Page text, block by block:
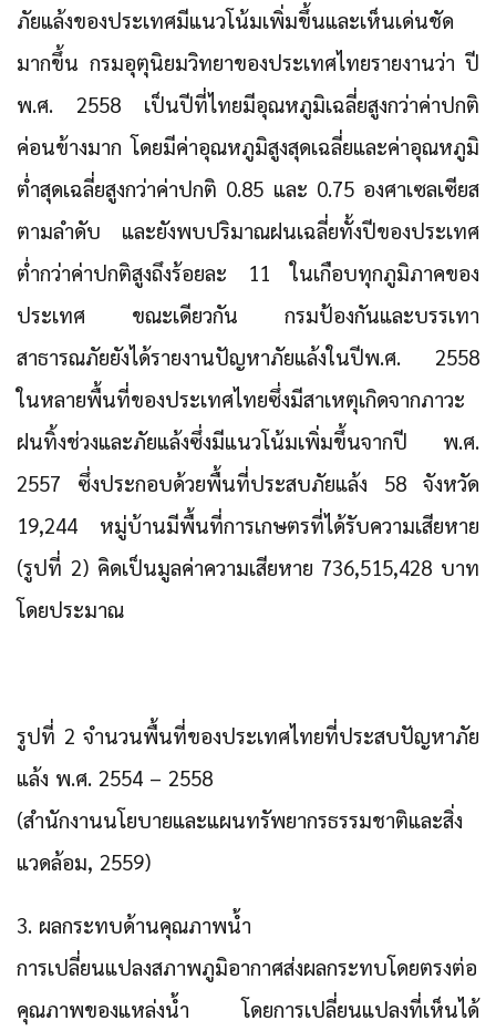
ภัยแล้งของประเทศมีแนวโน้มเพิ่มขึ้นและเห็นเด่นชัด
มากขึ้น กรมอุตุนิยมวิทยาของประเทศไทยรายงานว่า ปี
พ.ศ. 2558 เป็นปีที่ไทยมีอุณหภูมิเฉลี่ยสูงกว่าค่าปกติ
ค่อนข้างมาก โดยมีค่าอุณหภูมิสูงสุดเฉลี่ยและค่าอุณหภูมิ
ต่ำสุดเฉลี่ยสูงกว่าค่าปกติ 0.85 และ 0.75 องศาเซลเซียส
ตามลำดับ และยังพบปริมาณฝนเฉลี่ยทั้งปีของประเทศ
ต่ำกว่าค่าปกติสูงถึงร้อยละ 11 ในเกือบทุกภูมิภาคของ
ประเทศ ขณะเดียวกัน กรมป้องกันและบรรเทา
สาธารณภัยยังได้รายงานปัญหาภัยแล้งในปีพ.ศ. 2558
ในหลายพื้นที่ของประเทศไทยซึ่งมีสาเหตุเกิดจากภาวะ
ฝนทิ้งช่วงและภัยแล้งซึ่งมีแนวโน้มเพิ่มขึ้นจากปี พ.ศ.
2557 ซึ่งประกอบด้วยพื้นที่ประสบภัยแล้ง 58 จังหวัด
19,244 หมู่บ้านมีพื้นที่การเกษตรที่ได้รับความเสียหาย
(รูปที่ 2) คิดเป็นมูลค่าความเสียหาย 736,515,428 บาท
โดยประมาณ
รูปที่ 2 จำนวนพื้นที่ของประเทศไทยที่ประสบปัญหาภัย
แล้ง พ.ศ. 2554 – 2558
(สำนักงานนโยบายและแผนทรัพยากรธรรมชาติและสิ่ง
แวดล้อม, 2559)
3. ผลกระทบด้านคุณภาพน้ำ
การเปลี่ยนแปลงสภาพภูมิอากาศส่งผลกระทบโดยตรงต่อ
คุณภาพของแหล่งน้ำ โดยการเปลี่ยนแปลงที่เห็นได้